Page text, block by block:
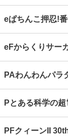
eぱちんこ押忍!
eFからくりサー
PAわんわんパラ
Pとある科学の
PFクィーンII